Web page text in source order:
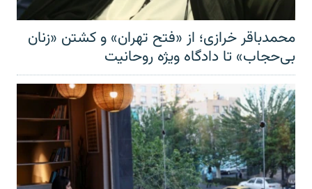
محمدباقر خرازی؛ از «فتح تهران» و کشتن «زنان
بی‌حجاب» تا دادگاه ویژه روحانیت